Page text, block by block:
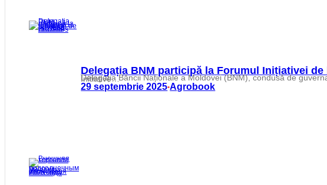
Delegația BNM participă la Forumul Inițiativei
Delegația Băncii Naționale a Moldovei (BNM), condusă de guvernatoarea Anca Dragu, participă în zilele de 29 și 30 septembrie la Forumul Inițiativei de la Viena (Vienna Initiative…
29 septembrie 2025•Agrobook